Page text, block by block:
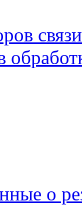
связи
о